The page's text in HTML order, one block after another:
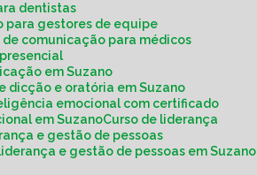
dentistas
para gestores de equipe
de comunicação para médicos
em Suzano
dicção e oratória em Suzano
emocional com certificado
em Suzano
Curso de liderança
e gestão de pessoas
liderança e gestão de pessoas em Suzano